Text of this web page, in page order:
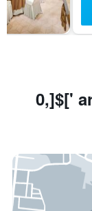
استكشف$[0, article:'genitive ']$[0,